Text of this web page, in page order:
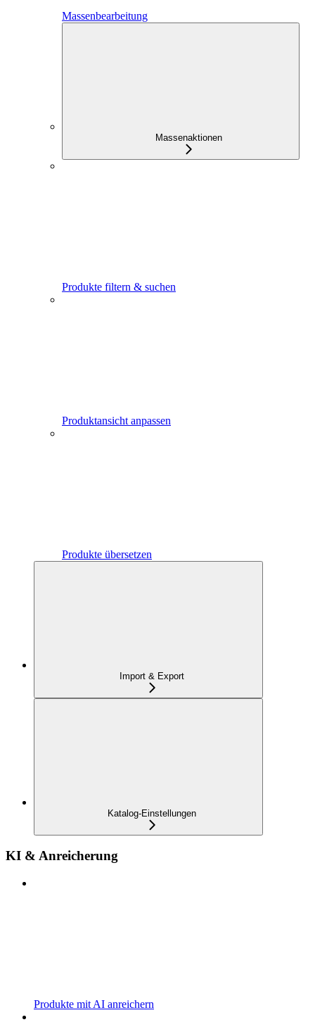
Massenbearbeitung
Massenaktionen
Produkte filtern & suchen
Produktansicht anpassen
Produkte übersetzen
Import & Export
Katalog-Einstellungen
KI & Anreicherung
Produkte mit AI anreichern